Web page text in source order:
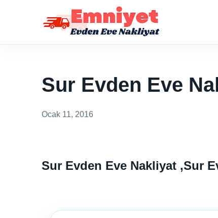
Sur Evden Eve
Ocak 11, 2016
Sur Evden Eve Nakliyat ,Sur